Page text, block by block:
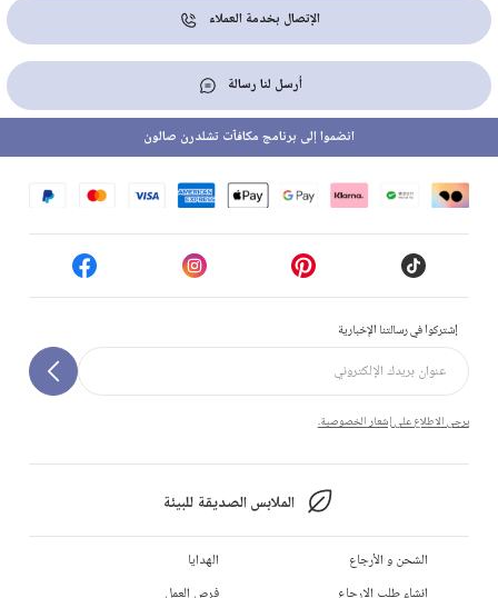
الإتصال بخدمة العملاء
أرسل لنا رسالة
إشتركوا في رسالتنا الإخبارية
يرجى الاطلاع على إشعار الخصوصية.
الملابس الصديقة للبيئة
انضموا إلى برنامج مكافآت تشلدرن صالون
الشحن و الأرجاع
إنشاء طلب الإرجاع
الهدايا
فرص العمل